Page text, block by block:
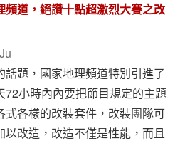
頻道，絕讚十點超激烈大賽之改
題，國家地理頻道特別引進了
72小時內內要把節目規定的主題
式各樣的改裝套件，改裝團隊可
改造，改造不僅是性能，而且